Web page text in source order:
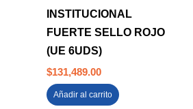
INSTITUCIONAL
FUERTE SELLO ROJO
(UE 6UDS)
$131,489.00
Añadir al carrito